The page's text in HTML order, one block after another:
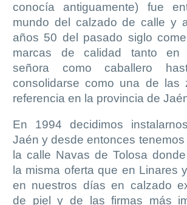
conocía antiguamente) fue
mundo del calzado de calle y
años 50 del pasado siglo
marcas de calidad tanto en
señora como caballero
consolidarse como una de las
referencia en la provincia de
En 1994 decidimos
Jaén y desde entonces
la calle Navas de Tolosa
la misma oferta que en Linares
en nuestros días en calzado
de piel y de las firmas más